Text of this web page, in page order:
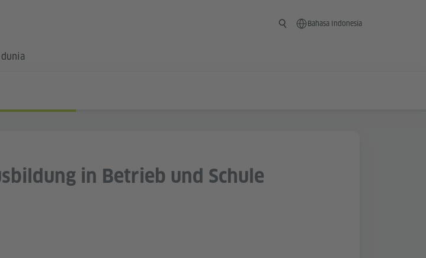
Bahasa Indonesia
in Betrieb und Schule